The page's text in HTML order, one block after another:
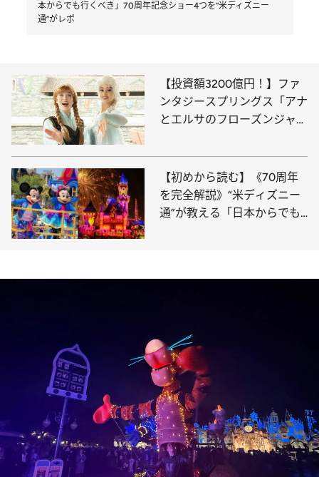
本からでも行くべき」70周年記念ショー4つを“米ディズニー
通”がレポ
【投資額3200億円！】ファ
ンタジースプリングス「アナ
とエルサのフローズンジャー
【初めから読む】《70周年
を完全解説》“米ディズニー
通”が教える「日本からでも